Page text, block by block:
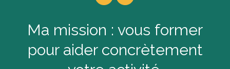
Ma mission : vous former
pour aider concrètement